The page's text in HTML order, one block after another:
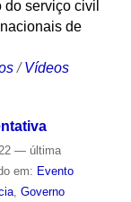
serviço civil
de
/Vídeos
— última
em: Evento
, Governo